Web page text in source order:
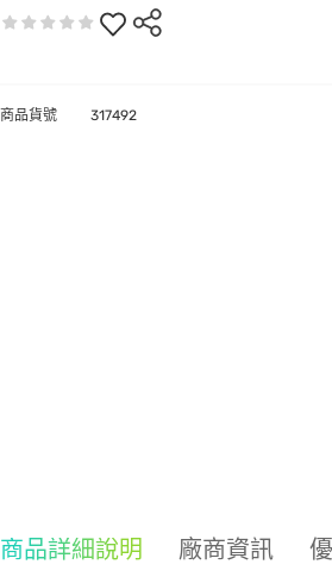
商品貨號 317492
商品詳細說明 廠商資訊